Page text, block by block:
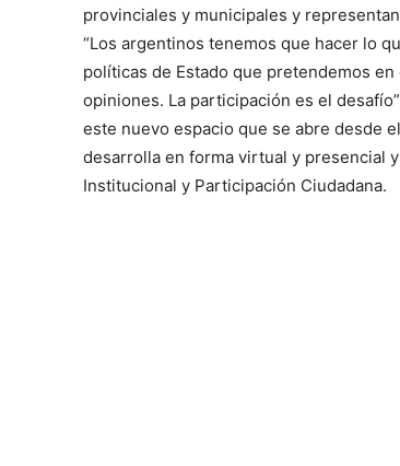
provinciales y municipales y
“Los argentinos tenemos que hacer lo
políticas de Estado que pretendemos
opiniones. La participación es el
este nuevo espacio que se abre desde
desarrolla en forma virtual y presencial
Institucional y Participación Ciudadana.